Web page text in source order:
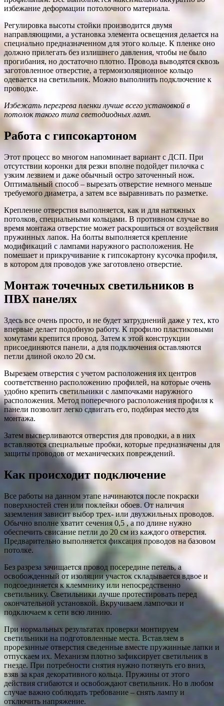
избежание деформации потолочного материала.
Регулировка высоты стойки производится двумя
направляющими, а установка элемента освещения делается на
специально предназначенном для этого кольце. К пленке оно
должно прилегать без излишнего давления, чтобы не было
прогибания, но достаточно плотно. Провода выводятся сквозь
заготовленное отверстие, а термоизоляционное кольцо
одевается на светильник. Можно выполнить подключение к
проводке.
Избежать перегрева пленки лучше всего установкой в
потолок такого типа светодиодных ламп.
Работа с гипсокартоном
Этот процесс во многом напоминает вариант с ДСП. При
отсутствии коронки для резки вполне подойдет пилочка с
узким лезвием и даже обычный остро заточенный нож.
Оптимальный способ – вырезать отверстие немного меньше
требуемого диаметра, а затем все выравнивать по разметке.
Крепление отверстия выполняется, как и для натяжных
потолков, специальными кольцами. В противном случае во
время монтажа отверстие может раскрошиться от воздействия
пружинных лапок. На болты выполняется крепление
модификаций с лампами наружного расположения. Не
помешает и прикручивание к гипсокартону кусочка профиля,
в котором для проводов уже заготовлено отверстие.
Монтаж точечных светильников в
ПВХ панелях
Здесь все очень просто, и не будет затруднений даже у тех, кто
впервые делает подобную работу. К профилю пластиковыми
хомутами крепится провод. Затем к этой конструкции
присоединяются панели, а для подключения оставляются
петли длиной около 20 см.
Вырезаем отверстия с учетом расположения их центров
соответственно расположению профилей, на которые очень
удобно крепить светильники с лампочками наружного
расположения. Метод поперечного расположения профиля к
панели позволит легко сдвигать его, подбирая место для
монтажа.
Затем высверливаются отверстия для проводки, а в них
вставляются специальные пробки, которые предназначены для
защиты проводов от механических повреждений.
Как происходит подключение
Все работы на данном этапе начинаются после покраски
поверхностей стен или поклейки обоев. От наличия
заземления зависит выбор трех- или двухжильных проводов.
Обычно вполне хватит сечения 0,5 , а по длине нужно
обеспечить свисание петли до 20 см из каждого отверстия.
Предварительно выполняется фиксация проводов на базовом
потолке.
Без разреза зачищается провод посередине петель, а
освобожденный от изоляции участок складывается вдвое и
подсоединяется к клеммнику или непосредственно
светильнику. Светильники лучше протестировать перед
окончательной установкой. Вкручиваем лампочки и
подключаем к сети всю линию.
При нормальных результатах проверки монтируем
светильники на подготовленные места. Вставляем в
прорезанные отверстия сведенные вместе пружинные лапки и
отпускаем их. Механизм плотно зафиксирует светильник в
гнезде. При потребности снятия нужно потянуть его вниз,
взяв за края декоративного кольца. Пружины от этого
действия сгибаются и освобождают светильник. Но в любом
случае важно соблюдать требование – снять лампу и
отключить напряжение.